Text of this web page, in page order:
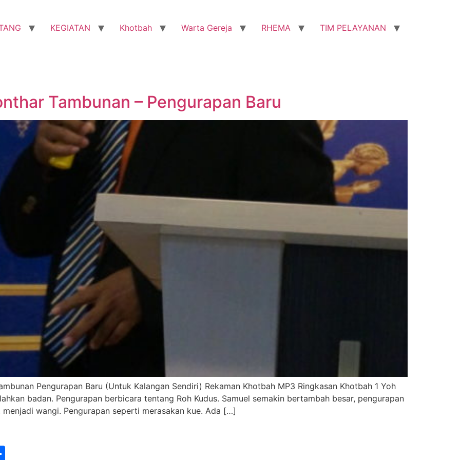
KEGIATAN Khotbah Warta Gereja RHEMA TIM PELAYANAN
Tambunan – Pengurapan Baru
Pengurapan Baru (Untuk Kalangan Sendiri) Rekaman Khotbah MP3 Ringkasan Khotbah 1 Yoh
badan. Pengurapan berbicara tentang Roh Kudus. Samuel semakin bertambah besar, pengurapan
wangi. Pengurapan seperti merasakan kue. Ada […]